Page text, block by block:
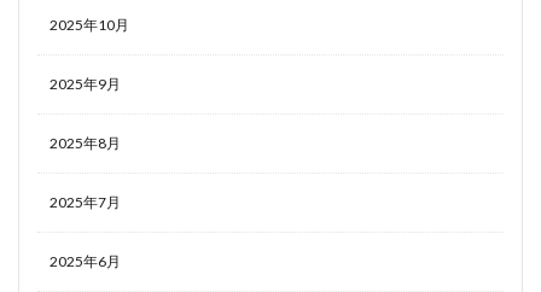
2025年10月
2025年9月
2025年8月
2025年7月
2025年6月